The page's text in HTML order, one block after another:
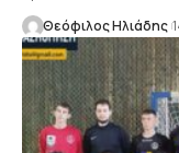
Θεόφιλος Ηλιάδης